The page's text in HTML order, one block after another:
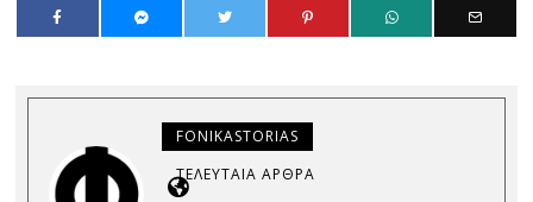
FONIKASTORIAS
ΤΕΛΕΥΤΑΊΑ ΆΡΘΡΑ